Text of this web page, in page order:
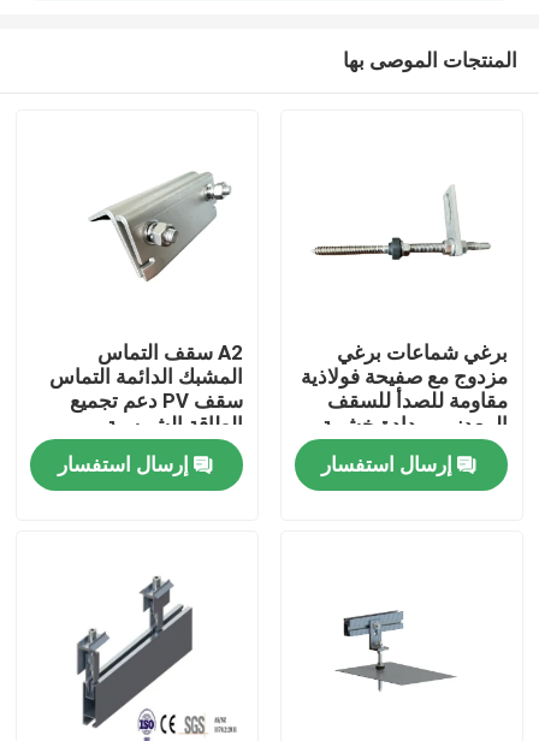
بيت
منتجات
عرض الواقع الافتراضي
معلومات عنا
المنتجات الموصى بها
برغي شماعات برغي
مزدوج مع صفيحة فولاذية
مقاومة للصدأ للسقف
المعدني بمدادة خشبية
إرسال استفسار
A2 سقف التماس
المشبك الدائمة التماس
سقف PV دعم تجميع
الطاقة الشمسية
الكهروضوئية
إرسال استفسار